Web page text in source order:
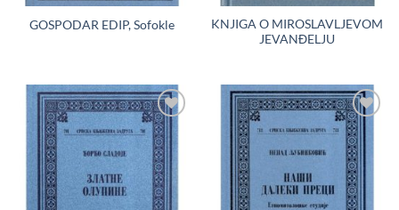
GOSPODAR EDIP, Sofokle
KNJIGA O MIROSLAVLJEVOM
JEVANĐELJU
Dodaj
u
Listu
želja
Dodaj
Listu
želja